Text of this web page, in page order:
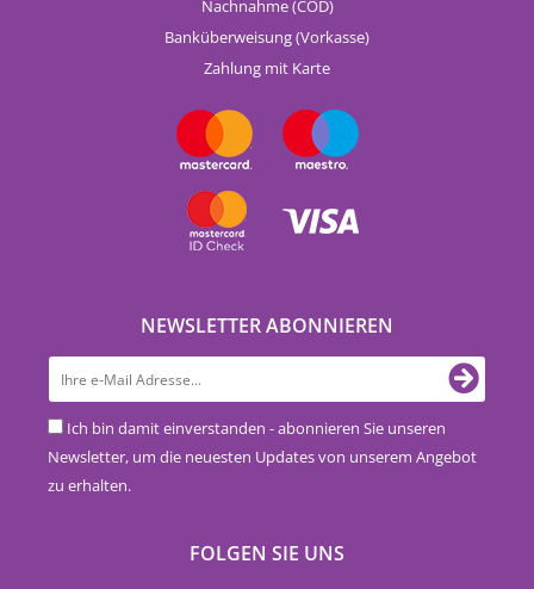
Nachnahme (COD)
Banküberweisung (Vorkasse)
Zahlung mit Karte
NEWSLETTER ABONNIEREN
Ich bin damit einverstanden - abonnieren Sie unseren
Newsletter, um die neuesten Updates von unserem Angebot
zu erhalten.
FOLGEN SIE UNS